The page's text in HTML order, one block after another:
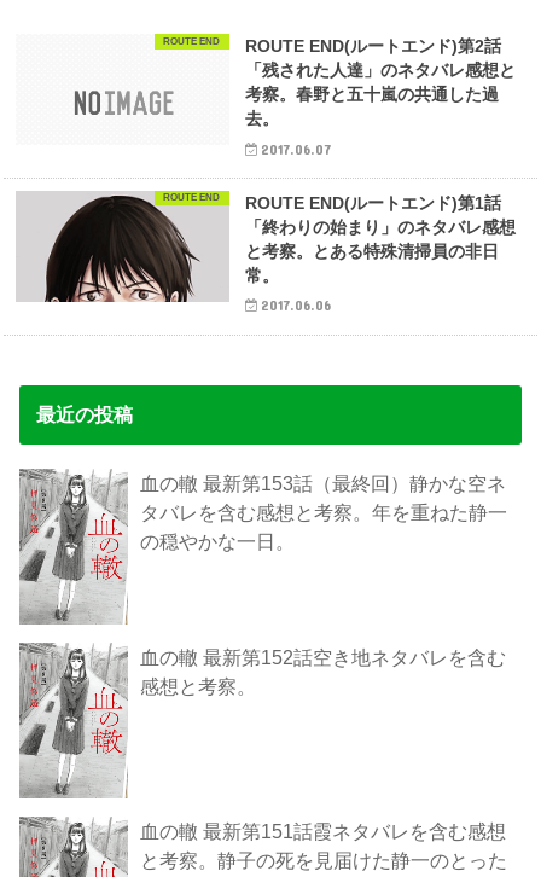
ROUTE END
ROUTE END(ルートエンド)第2話
「残された人達」のネタバレ感想と
考察。春野と五十嵐の共通した過
去。
2017.06.07
ROUTE END
ROUTE END(ルートエンド)第1話
「終わりの始まり」のネタバレ感想
と考察。とある特殊清掃員の非日
常。
2017.06.06
最近の投稿
血の轍 最新第153話（最終回）静かな空ネ
タバレを含む感想と考察。年を重ねた静一
の穏やかな一日。
血の轍 最新第152話空き地ネタバレを含む
感想と考察。
血の轍 最新第151話霞ネタバレを含む感想
と考察。静子の死を見届けた静一のとった